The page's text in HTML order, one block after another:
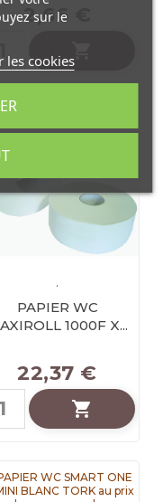
2,66 €
.
PAPIER WC
1000F X...
22,37 €

sur le
les cookies